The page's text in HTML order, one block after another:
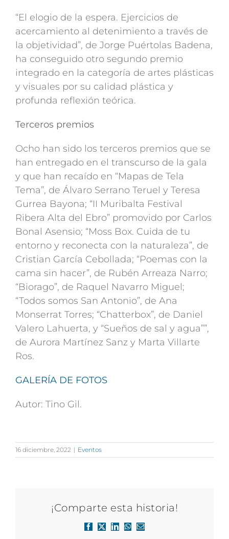
“El elogio de la espera. Ejercicios de
acercamiento al detenimiento a través de
la objetividad”, de Jorge Puértolas Badena,
ha conseguido otro segundo premio
integrado en la categoría de artes plásticas
y visuales por su calidad plástica y
profunda reflexión teórica.
Terceros premios
Ocho han sido los terceros premios que se
han entregado en el transcurso de la gala
y que han recaído en “Mapas de Tela
Tema”, de Álvaro Serrano Teruel y Teresa
Gurrea Bayona; “II Muribalta Festival
Ribera Alta del Ebro” promovido por Carlos
Bonal Asensio; “Moss Box. Cuida de tu
entorno y reconecta con la naturaleza”, de
Cristian García Cebollada; “Poemas con la
cama sin hacer”, de Rubén Arreaza Narro;
“Biorago”, de Raquel Navarro Miguel;
“Todos somos San Antonio”, de Ana
Monserrat Torres; “Chatterbox”, de Daniel
Valero Lahuerta, y “Sueños de sal y agua””,
de Aurora Martínez Sanz y Marta Villarte
Ros.
GALERÍA DE FOTOS
Autor: Tino Gil.
16 diciembre, 2022 | Eventos
¡Comparte esta historia!
Facebook
X LinkedInWhatsApp
Correo